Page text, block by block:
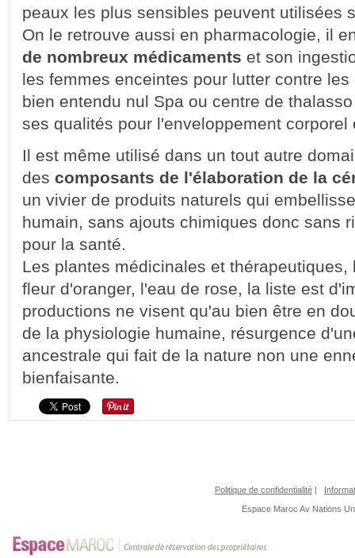
peaux les plus sensibles peuvent utilisées
On le retrouve aussi en pharmacologie, il
de nombreux médicaments et son
les femmes enceintes pour lutter contre
bien entendu nul Spa ou centre de
ses qualités pour l'enveloppement corporel
Il est même utilisé dans un tout autre
des composants de l'élaboration de la
un vivier de produits naturels qui
humain, sans ajouts chimiques donc sans
pour la santé.
Les plantes médicinales et
fleur d'oranger, l'eau de rose, la liste est
productions ne visent qu'au bien être en
de la physiologie humaine, résurgence
ancestrale qui fait de la nature non une
bienfaisante.
Politique de confidentialité |
Espace Maroc Av Nations